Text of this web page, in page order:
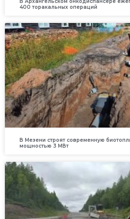
В Архангельском онкодиспансере
400 торакальных операций
В Мезени строят современную
мощностью 3 МВт